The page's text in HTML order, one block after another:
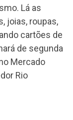
Lá as
joias, roupas,
cartões de
de segunda
Mercado
Rio